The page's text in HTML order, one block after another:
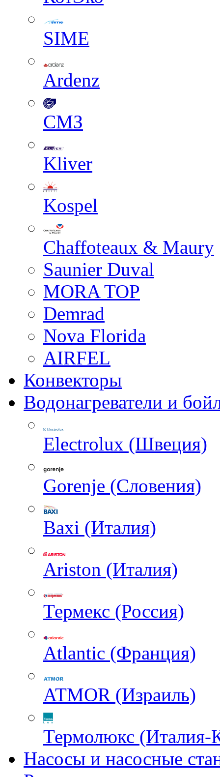
SIME
Ardenz
СМЗ
Kliver
Kospel
Chaffoteaux & Maury
Saunier Duval
MORA TOP
Demrad
Nova Florida
AIRFEL
Конвекторы
Водонагреватели и
Electrolux (Швеция)
Gorenje (Словения)
Baxi (Италия)
Ariston (Италия)
Термекс (Россия)
Atlantic (Франция)
ATMOR (Израиль)
Термолюкс (Италия-
Насосы и насосные